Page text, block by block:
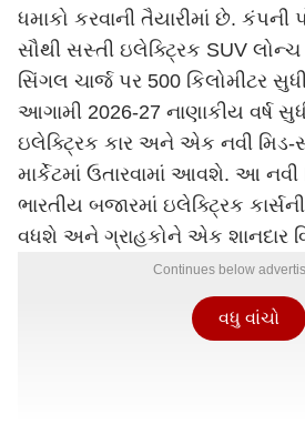
ધમાકો કરવાની તૈયારીમાં છે. કંપની
સૌથી સસ્તી ઇલેક્ટ્રિક SUV
સિંગલ ચાર્જ પર 500 કિલોમીટર
આગામી 2026-27 નાણાકીય વર્ષ
ઇલેક્ટ્રિક કાર અને એક નવી મિડ-
માર્કેટમાં ઉતારવામાં આવશે. આ
ભારતીય બજારમાં ઇલેક્ટ્રિક
વધશે અને ગ્રાહકોને એક શાનદાર
Continues below
વધુ વાંચો